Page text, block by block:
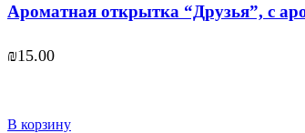
Ароматная открытка “Друзья”, с
₪15.00
В корзину